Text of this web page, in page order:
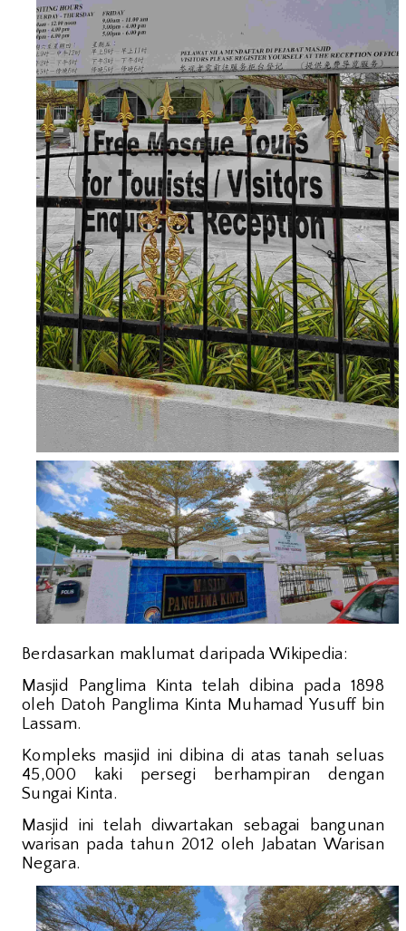
Berdasarkan maklumat daripada Wikipedia:
Masjid Panglima Kinta telah dibina pada 1898
oleh Datoh Panglima Kinta Muhamad Yusuff bin
Lassam.
Kompleks masjid ini dibina di atas tanah seluas
45,000 kaki persegi berhampiran dengan
Sungai Kinta.
Masjid ini telah diwartakan sebagai bangunan
warisan pada tahun 2012 oleh Jabatan Warisan
Negara.